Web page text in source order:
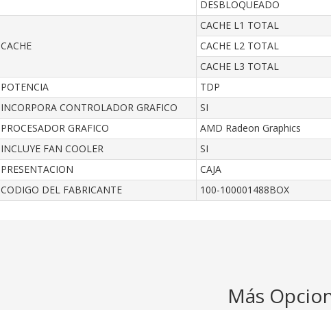
DESBLOQUEADO
CACHE
CACHE L1 TOTAL
CACHE L2 TOTAL
CACHE L3 TOTAL
POTENCIA
TDP
INCORPORA CONTROLADOR GRAFICO
SI
PROCESADOR GRAFICO
AMD Radeon Graphics
INCLUYE FAN COOLER
SI
PRESENTACION
CAJA
CODIGO DEL FABRICANTE
100-100001488BOX
Más